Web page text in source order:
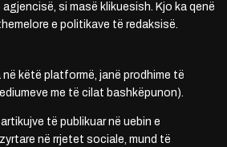
si masë klikuesish. Kjo ka qenë
e politikave të redaksisë.
këtë platformë, janë prodhime të
me të cilat bashkëpunon).
të publikuar në uebin e
në rrjetet sociale, mund të